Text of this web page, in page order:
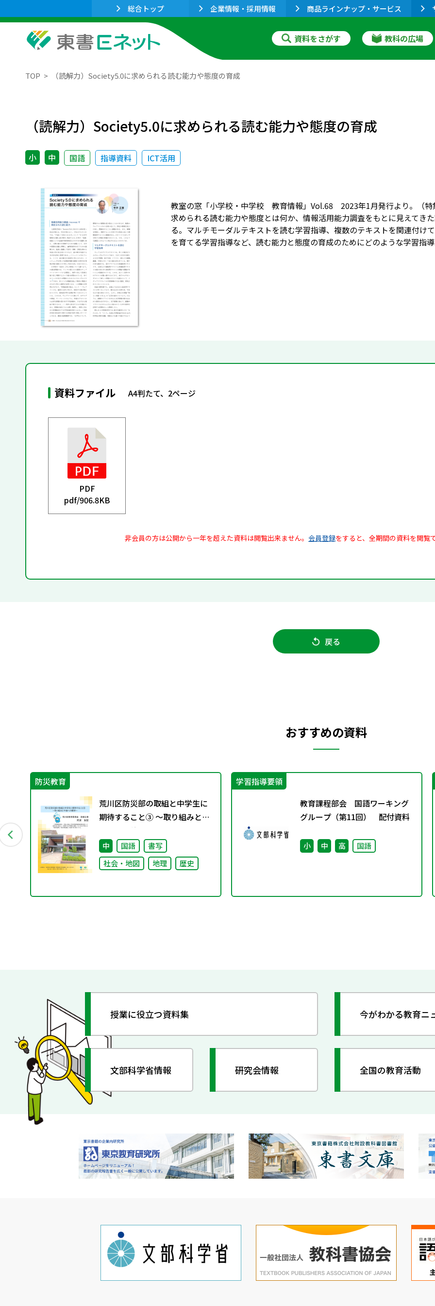
総合トップ 企業情報・採用情報 商品ラインナップ・サービス
資料をさがす 教科の広場
TOP （読解力）Society5.0に求められる読む能力や態度の育成
（読解力）Society5.0に求められる読む能力や態度の育成
小 中 国語 指導資料 ICT活用
教室の窓「小学校・中学校 教育情報」Vol.68 2023年1月発行より。（
求められる読む能力や態度とは何か、情報活用能力調査をもとに見えてき
る。マルチモーダルテキストを読む学習指導、複数のテキストを関連付け
を育てる学習指導など、読む能力と態度の育成のためにどのような学習指導
資料ファイル A4判たて、2ページ
PDF
pdf/906.8KB
非会員の方は公開から一年を超えた資料は閲覧出来ません。 会員登録をすると、全期間の資料を閲覧
戻る
おすすめの資料
防災教育
荒川区防災部の取組と中学生に
期待すること③ ～取り組みと今
後への期待～
中 国語
書写
社会・地図
地理 歴史
学習指導要領
教育課程部会 国語ワーキング
グループ（第11回） 配付資料
小 中 高 国語
授業に役立つ資料集 今がわかる教育ニ
文部科学省情報 研究会情報 全国の教育活動